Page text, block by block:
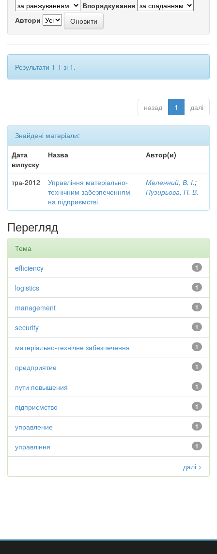
Впорядкування
Автори
Результати 1-1 зі 1.
назад 1 далі
Знайдені матеріали:
Дата
випуску
Назва Автор(и)
тра-2012
Управління матеріально-
технічним забезпеченням
на підприємстві
Меленний, В. І.;
Пузирьова, П. В.
Перегляд
Тема
1
efficiency
1
logistics
1
management
1
security
1
матеріально-технічне забезпечення
1
предприятие
1
пути повышения
1
підприємство
1
управление
1
управління
далі >